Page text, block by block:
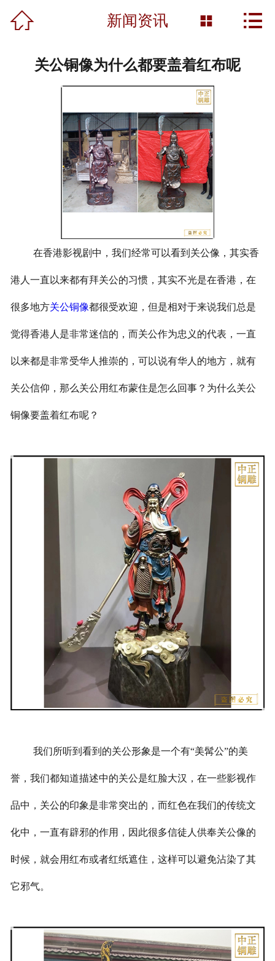
 首页
新闻资讯
工程案例
雕塑知识
资质荣誉
营销网络
联系我们
 新闻资讯  
关公铜像为什么都要盖着红布呢
在香港影视剧中，我们经常可以看到关公像，其实香
港人一直以来都有拜关公的习惯，其实不光是在香港，在
很多地方关公铜像都很受欢迎，但是相对于来说我们总是
觉得香港人是非常迷信的，而关公作为忠义的代表，一直
以来都是非常受华人推崇的，可以说有华人的地方，就有
关公信仰，那么关公用红布蒙住是怎么回事？为什么关公
铜像要盖着红布呢？
我们所听到看到的关公形象是一个有“美髯公”的美
誉，我们都知道描述中的关公是红脸大汉，在一些影视作
品中，关公的印象是非常突出的，而红色在我们的传统文
化中，一直有辟邪的作用，因此很多信徒人供奉关公像的
时候，就会用红布或者红纸遮住，这样可以避免沾染了其
它邪气。